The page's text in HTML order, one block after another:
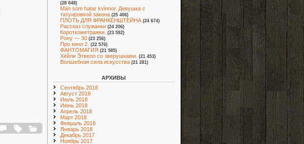
(28 048)
Män som hatar kvinnor. Девушка с
татуировкой закона (25 406)
ПЛОТЬ ДЛЯ ФРАНКЕНШТЕЙНА (24 674)
Рассказ служанки (24 206)
Короткометражки. (23 592)
Рону — 30 (23 256)
Про кино 2. (22 576)
ФАНТОМАГИЯ (21 585)
Хе́йли Э́твелл со зверушками. (21 453)
Волшебная сила искусства (21 281)
АРХИВЫ
Сентябрь 2018
Август 2018
Июль 2018
Июнь 2018
Апрель 2018
Март 2018
Февраль 2018
Январь 2018
Декабрь 2017
Ноябрь 2017